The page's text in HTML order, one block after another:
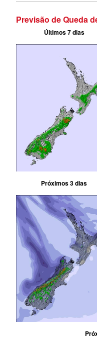
Previsão de Queda
Últimos 7 dias
Próximos 3 dias